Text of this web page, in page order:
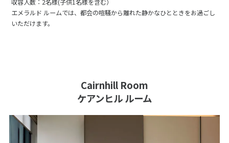
収容人数：2名様(子供1名様を含む）
エメラルド ルームでは、都会の喧騒から離れた静かなひとときをお過ごし
いただけます。
Cairnhill Room
ケアンヒル ルーム